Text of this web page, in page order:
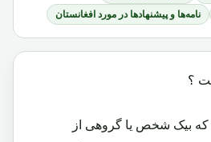
نامه‌ها و پیشنهادها در مورد افغانستان
؟
بیک شخص یا گروهی از